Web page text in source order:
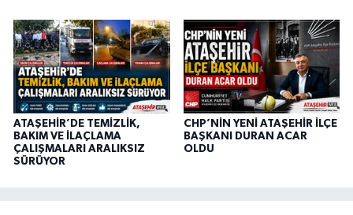
ATAŞEHİR’DE TEMİZLİK,
BAKIM VE İLAÇLAMA
ÇALIŞMALARI ARALIKSIZ
SÜRÜYOR
CHP’NİN YENİ ATAŞEHİR İLÇE
BAŞKANI DURAN ACAR
OLDU